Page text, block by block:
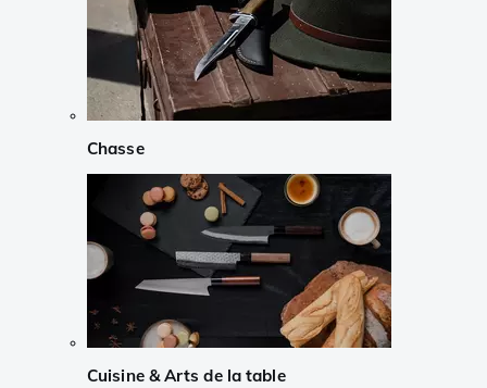
Chasse
Cuisine & Arts de la table